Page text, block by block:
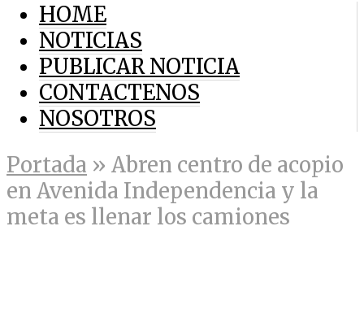
HOME
NOTICIAS
PUBLICAR NOTICIA
CONTACTENOS
NOSOTROS
Portada » Abren centro de acopio
en Avenida Independencia y la
meta es llenar los camiones